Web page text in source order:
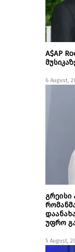
A$AP
6 August,
გრეისი
უფრო
5 August,